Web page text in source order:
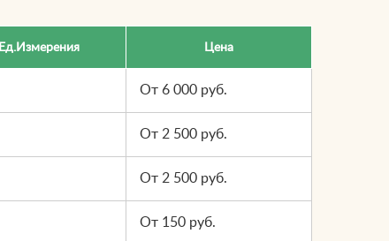
Ед.Измерения Цена
От 6 000 руб.
От 2 500 руб.
От 2 500 руб.
От 150 руб.